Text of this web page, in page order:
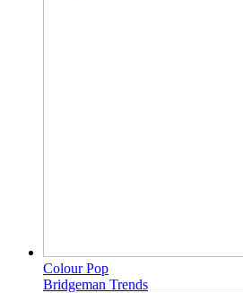
Colour Pop
Bridgeman Trends